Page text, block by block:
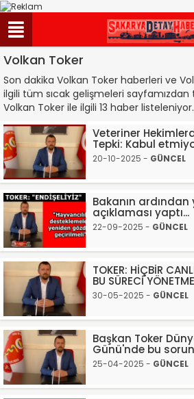
Volkan Toker
Son dakika Volkan Toker haberleri ve
ilgili tüm sıcak gelişmeleri sayfamızdan
Volkan Toker ile ilgili 13 haber listeleniyor.
Veteriner
Tepki: Kabul
20-10-2025 - GÜNCEL
Bakanın ardından
açıklaması yaptı...
22-09-2025 - GÜNCEL
TOKER: HİÇBİR
BU SÜRECİ
30-05-2025 - GÜNCEL
Başkan Toker
Günü'nde bu
25-04-2025 - GÜNCEL